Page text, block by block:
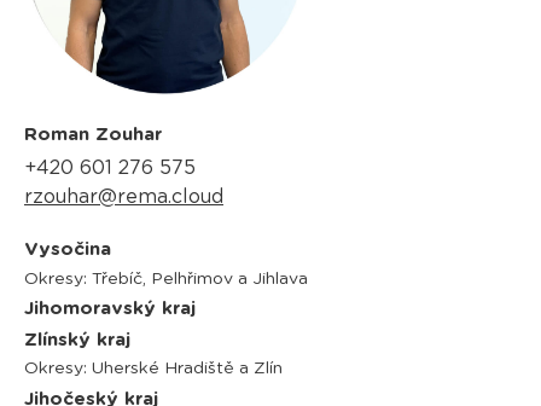
Roman Zouhar
+420 601 276 575
rzouhar@rema.cloud
Vysočina
Okresy: Třebíč, Pelhřimov a Jihlava
Jihomoravský kraj
Zlínský kraj
Okresy: Uherské Hradiště a Zlín
Jihočeský kraj